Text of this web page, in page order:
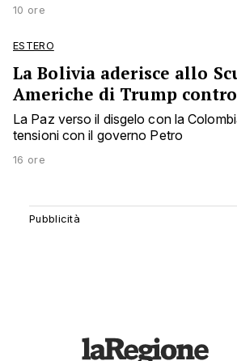
10 ore
ESTERO
La Bolivia aderisce allo
Americhe di Trump
La Paz verso il disgelo con la
tensioni con il governo Petro
16 ore